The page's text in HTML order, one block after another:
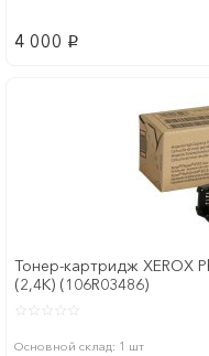
4 000 p
Тонер-картридж XEROX
(2,4K) (106R03486)
Основной склад: 1 шт